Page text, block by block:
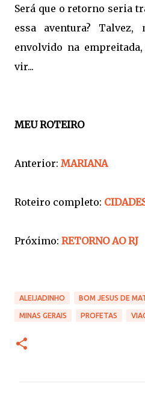
Será que o retorno seria
essa aventura? Talvez,
envolvido na
vir...
MEU ROTEIRO
Anterior: MARIANA
Roteiro completo:
Próximo: RETORNO AO RJ
ALEIJADINHO BOM JESUS DE
MINAS GERAIS PROFETAS